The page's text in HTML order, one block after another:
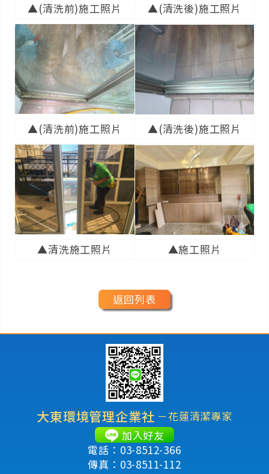
▲(清洗前)施工照片 ▲(清洗後)施工照片
▲(清洗前)施工照片 ▲(清洗後)施工照片
▲清洗施工照片 ▲施工照片
返回列表
大東環境管理企業社 －花蓮清潔專家
加入好友
電話：03-8512-366
傳真：03-8511-112